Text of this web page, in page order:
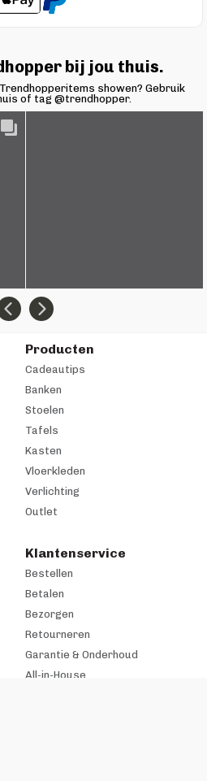
bij jou thuis.
showen? Gebruik
of tag @trendhopper.
Producten
Cadeautips
Banken
Stoelen
Tafels
Kasten
Vloerkleden
Verlichting
Outlet
Klantenservice
Bestellen
Betalen
Bezorgen
Retourneren
Garantie & Onderhoud
All-in-House